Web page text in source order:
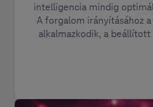
intelligencia mindig
A forgalom irányításához
alkalmazkodik, a